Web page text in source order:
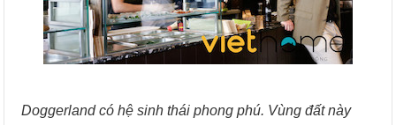
Doggerland có hệ sinh thái phong phú. Vùng đất này